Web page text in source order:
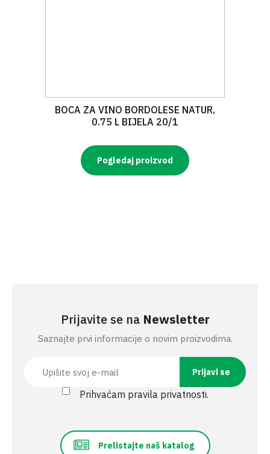
BOCA ZA VINO BORDOLESE NATUR,
0.75 L BIJELA 20/1
Pogledaj proizvod
Prijavite se na Newsletter
Saznajte prvi informacije o novim proizvodima.
Prihvaćam pravila privatnosti.
Prelistajte naš katalog